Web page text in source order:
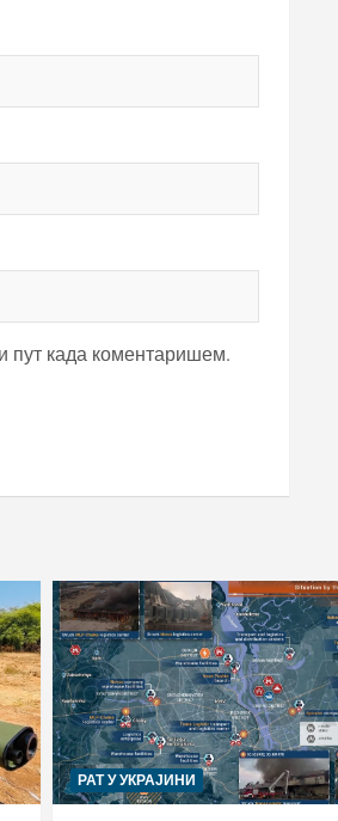
пут када коментаришем.
РАТ У УКРАЈИНИ